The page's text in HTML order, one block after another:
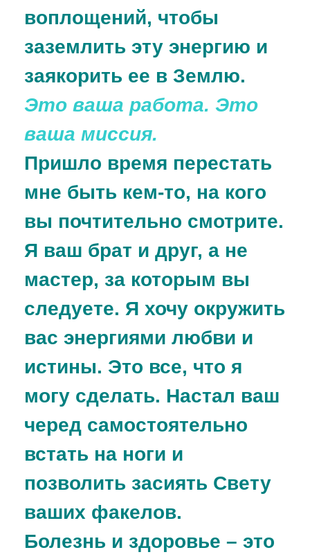
воплощений, чтобы
заземлить эту энергию и
заякорить ее в Землю.
Это ваша работа. Это
ваша миссия.
Пришло время перестать
мне быть кем-то, на кого
вы почтительно смотрите.
Я ваш брат и друг, а не
мастер, за которым вы
следуете. Я хочу окружить
вас энергиями любви и
истины. Это все, что я
могу сделать. Настал ваш
черед самостоятельно
встать на ноги и
позволить засиять Свету
ваших факелов.
Болезнь и здоровье – это